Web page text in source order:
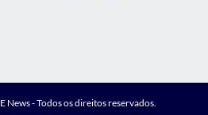
News - Todos os direitos reservados.